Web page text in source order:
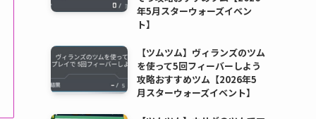
年5月スターウォーズイベン
ト】
【ツムツム】ヴィランズのツム
を使って5回フィーバーしよう
攻略おすすめツム【2026年5
月スターウォーズイベント】